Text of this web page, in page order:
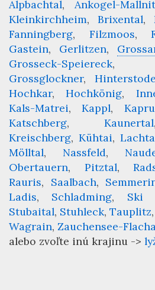
Alpbachtal
Ankogel-
Kleinkirchheim
Brixental
Fanningberg
Filzmoos
Gastein
Gerlitzen
Grosseck-Speiereck
Grossglockner
Hochkar
Hochkönig
Kals-Matrei
Kappl
Katschberg
Kaunertal
Kreischberg Kühtai
Mölltal
Nassfeld
Obertauern
Pitztal
Rauris
Saalbach
Ladis
Schladming Ski
Stubaital Stuhleck Tauplitz
Wagrain Zauchensee-
alebo zvoľte inú krajinu ->